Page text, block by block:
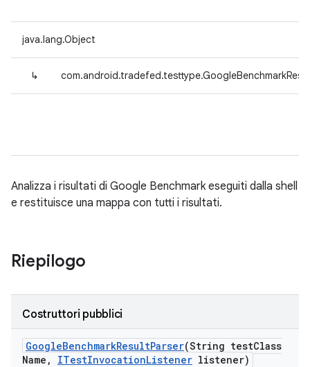
java.lang.Object
↳
Analizza i risultati di Google Benchmark eseguiti dalla shell
e restituisce una mappa con tutti i risultati.
Riepilogo
Costruttori pubblici
GoogleBenchmarkResultParser(String testClass
Name , ITestInvocationListener listener)